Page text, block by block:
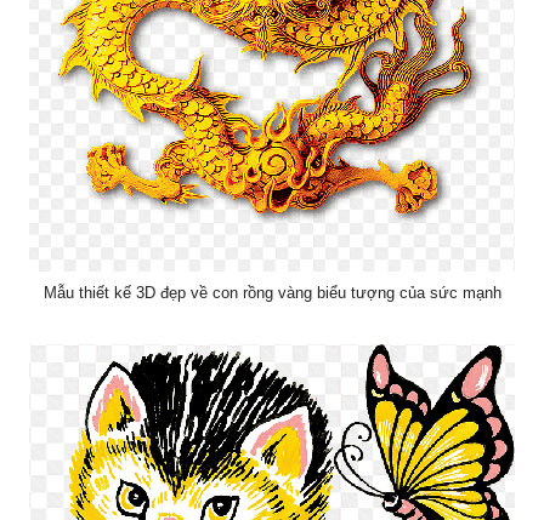
Mẫu thiết kế 3D đẹp về con rồng vàng biểu tượng của sức mạnh